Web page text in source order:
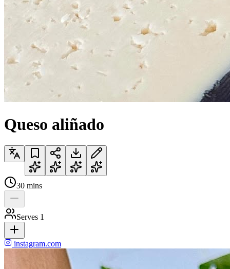
Queso aliñado
30 mins
Serves 1
instagram.com